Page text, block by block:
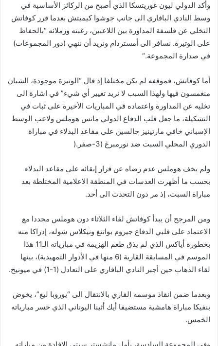
وأكد الدولي ليون غوريتسكا الذي أصبح من الركائز الأساسية في
وسط النادي البافاري الى جانب جوشوا كيميتش بعدما قرر كوفاتش
التخلي عن فلسفة المداورة بين اللاعبين، رغبته وزملائه “بالحفاظ
على الوتيرة. نسافر الى أمستردام ونريد أن ننهي (دور المجموعات)
في صدارة المجموعة“.
أما كوفاتش، فموقفه لم يكن مختلفا إذ قال “الوتيرة موجودة، الشبان
منغمسون فيها ولهذا السبب لا نريد تغيير أي شيء” في اشارة الى
تخليه عن المداورة واعتماده في المباريات الأخيرة على ثبات في
التشكيلة، ما جعل قلب الدفاع الدولي ماتس هوملس ولاعب الوسط
الإسباني خافي مارتينيز جالسين على مقاعد البدلاء في مباراة
الدوري المحلي السبت ضد نورمبرغ (3-صفر
).
ولم يخف هوملس عدم رضاه عن قرار إبقائه على مقاعد البدلاء
بحسب ما أظهرت العدسات في المنطقة الاعلامية المختلطة بعد
مباراة السبت، إذ مر دون التحدث الى أحد.
ومن المرجح أن يبدأ كوفاتش لقاء الثلاثاء دون هوملس مجددا مع
الاعتماد على قلبي الدفاع جيروم بواتنغ ونيكلاس شوله، إدراكا منه
بخطورة أياكس الذي لم يذق طعم الهزيمة في مبارياته الـ11 هذا
الموسم في المسابقة القارية (6 منها في الأدوار التمهيدية)، بينها
لقاء الذهاب حين أجبر النادي البافاري على التعادل (1-1) في ميونيخ
.
وبعدما ضمن انقاذ موسمه القاري بالانتقال الى “يوروبا ليغ”، يخوض
بنفيكا مباراة هامشية مستضيفا أيك أثينا اليوناني الذي خسر مبارياته
الخمس.